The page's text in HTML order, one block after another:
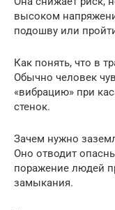
высоком
подошву или
Как понять, что в
Обычно человек
«вибрацию» при
стенок.
Зачем нужно
Оно отводит
поражение людей
замыкания.